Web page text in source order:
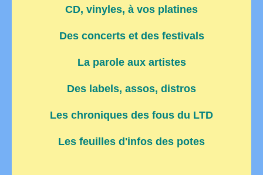
CD, vinyles, à vos platines
Des concerts et des festivals
La parole aux artistes
Des labels, assos, distros
Les chroniques des fous du LTD
Les feuilles d'infos des potes